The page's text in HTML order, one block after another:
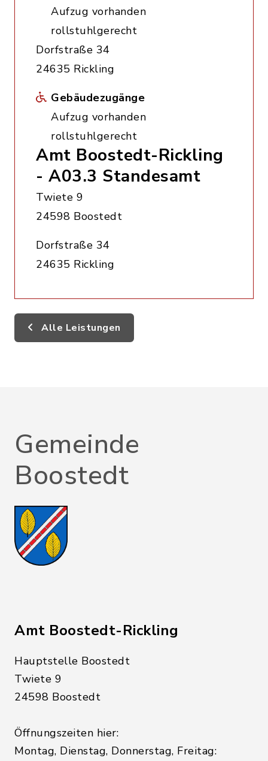
Aufzug vorhanden
rollstuhlgerecht
Dorfstraße 34
24635 Rickling
Gebäudezugänge
Aufzug vorhanden
rollstuhlgerecht
Amt Boostedt-Rickling
- A03.3 Standesamt
Twiete 9
24598 Boostedt
Dorfstraße 34
24635 Rickling
Alle Leistungen
Gemeinde
Boostedt
Amt Boostedt-Rickling
Hauptstelle Boostedt
Twiete 9
24598 Boostedt
Öffnungszeiten hier:
Montag, Dienstag, Donnerstag, Freitag: